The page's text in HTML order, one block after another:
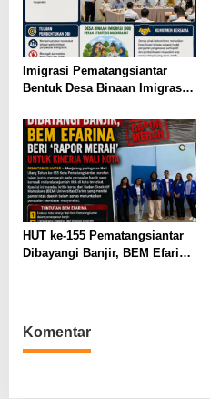
Imigrasi Pematangsiantar
Bentuk Desa Binaan Imigrasi
HUT ke-155 Pematangsiantar
Dibayangi Banjir, BEM Efarina
Komentar